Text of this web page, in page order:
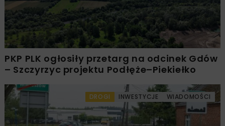
PKP PLK ogłosiły przetarg na odcinek Gdów
– Szczyrzyc projektu Podłęże–Piekiełko
DROGI INWESTYCJE WIADOMOŚCI